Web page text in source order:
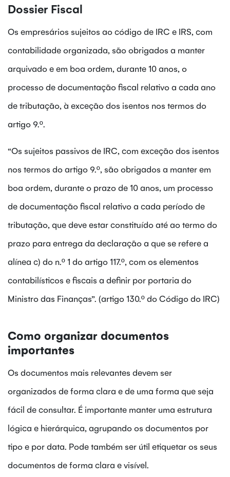
Dossier Fiscal
Os empresários sujeitos ao código de IRC e IRS, com
contabilidade organizada, são obrigados a manter
arquivado e em boa ordem, durante 10 anos, o
processo de documentação fiscal relativo a cada ano
de tributação, à exceção dos isentos nos termos do
artigo 9.º.
“Os sujeitos passivos de IRC, com exceção dos isentos
nos termos do artigo 9.º, são obrigados a manter em
boa ordem, durante o prazo de 10 anos, um processo
de documentação fiscal relativo a cada período de
tributação, que deve estar constituído até ao termo do
prazo para entrega da declaração a que se refere a
alínea c) do n.º 1 do artigo 117.º, com os elementos
contabilísticos e fiscais a definir por portaria do
Ministro das Finanças”. (artigo 130.º do Código do IRC)
Como organizar documentos
importantes
Os documentos mais relevantes devem ser
organizados de forma clara e de uma forma que seja
fácil de consultar. É importante manter uma estrutura
lógica e hierárquica, agrupando os documentos por
tipo e por data. Pode também ser útil etiquetar os seus
documentos de forma clara e visível.